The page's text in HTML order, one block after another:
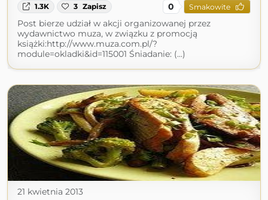
1.3K 3 Zapisz 0 Smakowite
Post bierze udział w akcji organizowanej przez
wydawnictwo muza, w związku z promocją
książki:http://www.muza.com.pl/?
module=okladki&id=115001 Śniadanie: (...)
21 kwietnia 2013